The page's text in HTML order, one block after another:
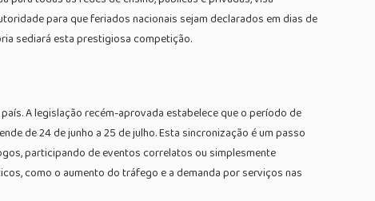
para que feriados nacionais sejam declarados em dias de
sediará esta prestigiosa competição.
A legislação recém-aprovada estabelece que o período de
de 24 de junho a 25 de julho. Esta sincronização é um passo
participando de eventos correlatos ou simplesmente
como o aumento do tráfego e a demanda por serviços nas